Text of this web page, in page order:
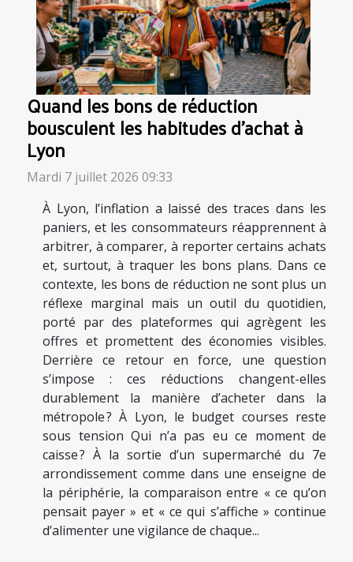
Quand les bons de réduction
bousculent les habitudes d’achat à
Lyon
Mardi 7 juillet 2026 09:33
À Lyon, l’inflation a laissé des traces dans les
paniers, et les consommateurs réapprennent à
arbitrer, à comparer, à reporter certains achats
et, surtout, à traquer les bons plans. Dans ce
contexte, les bons de réduction ne sont plus un
réflexe marginal mais un outil du quotidien,
porté par des plateformes qui agrègent les
offres et promettent des économies visibles.
Derrière ce retour en force, une question
s’impose : ces réductions changent-elles
durablement la manière d’acheter dans la
métropole ? À Lyon, le budget courses reste
sous tension Qui n’a pas eu ce moment de
caisse ? À la sortie d’un supermarché du 7e
arrondissement comme dans une enseigne de
la périphérie, la comparaison entre « ce qu’on
pensait payer » et « ce qui s’affiche » continue
d’alimenter une vigilance de chaque...